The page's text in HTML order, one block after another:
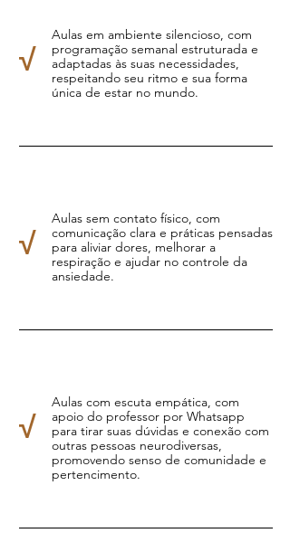
√
Aulas em ambiente silencioso, com
programação semanal estruturada e
adaptadas às suas necessidades,
respeitando seu ritmo e sua forma
única de estar no mundo.
√
Aulas sem contato físico, com
comunicação clara e práticas pensadas
para aliviar dores, melhorar a
respiração e ajudar no controle da
ansiedade.
√
Aulas com escuta empática, com
apoio do professor por Whatsapp
para tirar suas dúvidas e conexão com
outras pessoas neurodiversas,
promovendo senso de comunidade e
pertencimento.